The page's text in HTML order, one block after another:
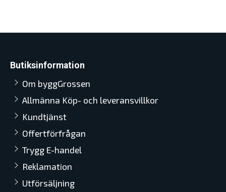
Butiksinformation
Om byggGrossen
Allmänna Köp- och leveransvillkor
Kundtjänst
Offertförfrågan
Trygg E-handel
Reklamation
Utförsäljning